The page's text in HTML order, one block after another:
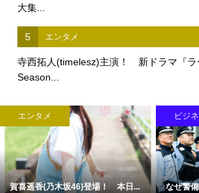
大集...
5 エンタメ
寺西拓人(timelesz)主演！ 新ドラマ『ラ
Season...
エンタメ
賀喜遥香(乃木坂46)登場！ 本日...
ビジ
なぜ警